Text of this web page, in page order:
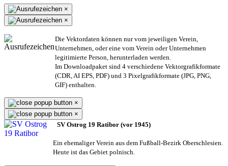
×
×
Die Vektordaten können nur vom jeweiligen Verein,
Unternehmen, oder eine vom Verein oder Unternehmen
legitimierte Person, herunterladen werden.
Im Downloadpaket sind 4 verschiedene Vektorgrafikformate
(CDR, AI EPS, PDF) und 3 Pixelgrafikformate (JPG, PNG,
GIF) enthalten.
×
×
SV Ostrog 19 Ratibor (vor 1945)
Ein ehemaliger Verein aus dem Fußball-Bezirk Oberschlesien.
Heute ist das Gebiet polnisch.